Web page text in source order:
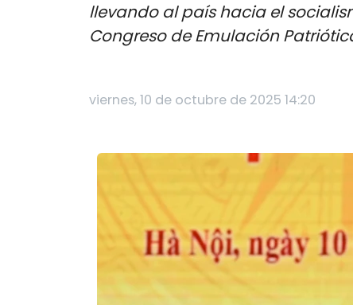
llevando al país hacia el
Congreso de Emulación
viernes, 10 de octubre de 2025 14:20